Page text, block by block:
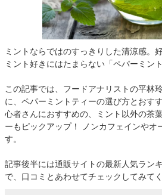
ミントならではのすっきりした清涼感。
ミント好きにはたまらない「ペパーミン
この記事では、フードアナリストの平林
に、ペパーミントティーの選び方とおす
心者さんにおすすめの、ミント以外の茶
ーもピックアップ！ ノンカフェインやオ
す。
記事後半には通販サイトの最新人気ラン
で、口コミとあわせてチェックしてみてく